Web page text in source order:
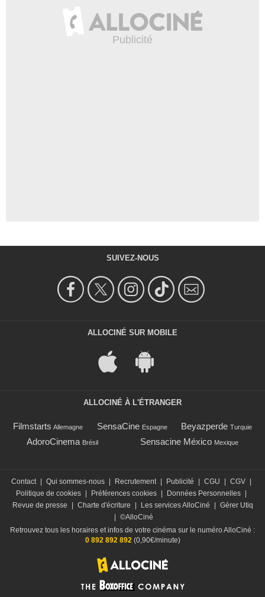
SUIVEZ-NOUS
ALLOCINÉ SUR MOBILE
ALLOCINÉ À L'ÉTRANGER
Filmstarts Allemagne SensaCine Espagne Beyazperde Turquie
AdoroCinema Brésil Sensacine México Mexique
Contact Qui sommes-nous Recrutement Publicité CGU CGV
Politique de cookies
Préférences cookies Données Personnelles
Revue de presse
Charte d'écriture Les services AlloCiné
Gérer Utiq
©AlloCiné
Retrouvez tous les horaires et infos de votre cinéma sur le numéro AlloCiné :
0 892 892 892(0,90€/minute)